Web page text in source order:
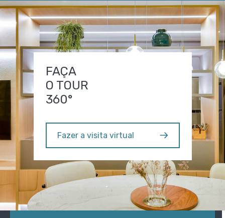
FAÇA
O TOUR
360°
Fazer a visita virtual